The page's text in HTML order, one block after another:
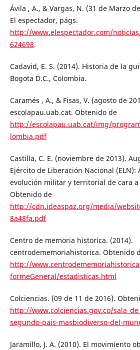
Ávila , A., & Vargas, N. (31 de Marzo
El espectador, págs.
http://www.elespectador.com/
624698.
Cadavid, E. S. (2014). Historia de la
Bogota D.C., Colombia.
Caramés , A., & Fisas, V. (agosto de
escolapau.uab.cat. Obtenido de
http://escolapau.uab.cat/img/
lombia.pdf
Castilla, C. E. (noviembre de 2013).
Ejército de Liberación Nacional (ELN):
evolución militar y territorial de cara a
Obtenido de
http://cdn.ideaspaz.org/media/
8a48fa.pdf
Centro de memoria historica. (2014).
centrodememoriahistorica. Obtenido
http://
formeGeneral/estadisticas.html
Colciencias. (09 de 11 de 2016).
http://www.colciencias.gov.co/
segundo-pais-masbiodiverso-del-
Jaramillo, J. A. (2010). El movimiento